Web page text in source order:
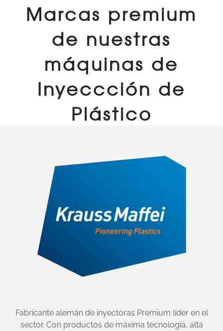
Marcas premium
de nuestras
máquinas de
Inyeccción de
Plástico
Fabricante alemán de inyectoras Premium líder en el
sector. Con productos de máxima tecnología, alta